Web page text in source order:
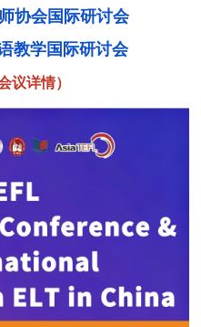
协会国际研讨会
教学国际研讨会
议详情）